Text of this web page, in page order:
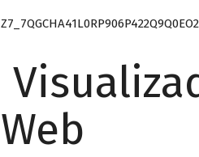
Z7_7QGCHA41L0RP906P422Q9Q0EO2
Web